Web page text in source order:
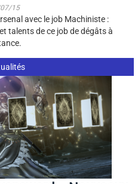
15
avec le job Machiniste :
talents de ce job de dégâts à